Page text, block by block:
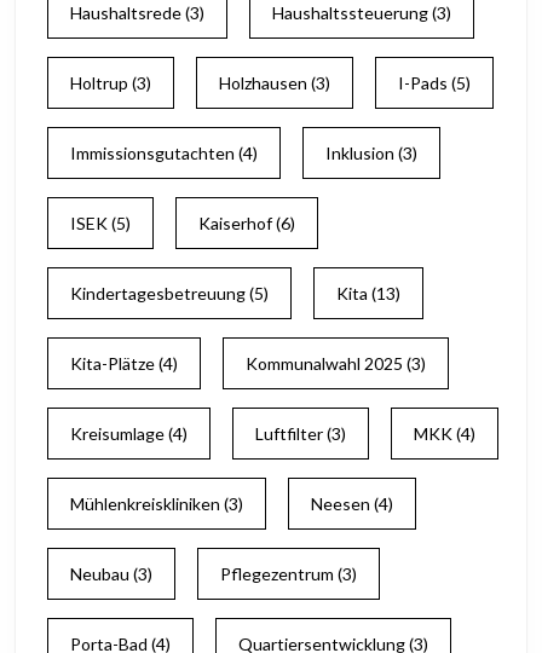
Haushaltsrede(3) Haushaltssteuerung(3)
Holtrup (3) Holzhausen (3) I-Pads (5)
Immissionsgutachten (4) Inklusion (3)
ISEK(5) Kaiserhof(6)
Kindertagesbetreuung(5) Kita (13)
Kita-Plätze(4) Kommunalwahl 2025 (3)
Kreisumlage(4) Luftfilter(3) MKK(4)
Mühlenkreiskliniken (3) Neesen (4)
Neubau (3) Pflegezentrum (3)
Porta-Bad (4) Quartiersentwicklung(3)